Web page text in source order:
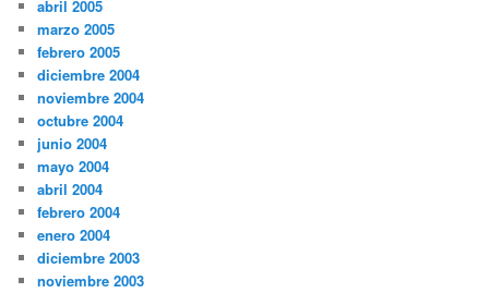
abril 2005
marzo 2005
febrero 2005
diciembre 2004
noviembre 2004
octubre 2004
junio 2004
mayo 2004
abril 2004
febrero 2004
enero 2004
diciembre 2003
noviembre 2003